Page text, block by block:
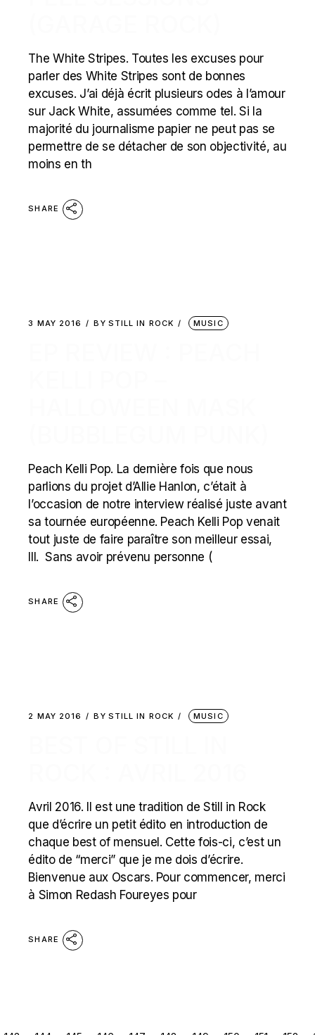
The White Stripes. Toutes les excuses pour
parler des White Stripes sont de bonnes
excuses. J’ai déjà écrit plusieurs odes à l’amour
sur Jack White, assumées comme tel. Si la
majorité du journalisme papier ne peut pas se
permettre de se détacher de son objectivité, au
moins en th
SHARE
3 MAY 2016 BY STILL IN ROCK MUSIC
Peach Kelli Pop. La dernière fois que nous
parlions du projet d’Allie Hanlon, c’était à
l’occasion de notre interview réalisé juste avant
sa tournée européenne. Peach Kelli Pop venait
tout juste de faire paraître son meilleur essai,
III. Sans avoir prévenu personne (
SHARE
2 MAY 2016 BY STILL IN ROCK MUSIC
Avril 2016. Il est une tradition de Still in Rock
que d’écrire un petit édito en introduction de
chaque best of mensuel. Cette fois-ci, c’est un
édito de “merci” que je me dois d’écrire.
Bienvenue aux Oscars. Pour commencer, merci
à Simon Redash Foureyes pour
SHARE